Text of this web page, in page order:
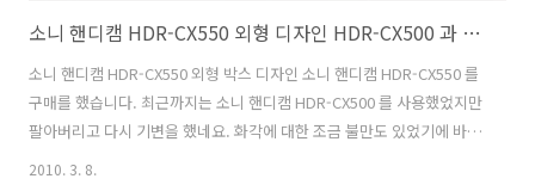
소니 핸디캠 HDR-CX550 외형 디자인 HDR-CX500 과 비교 동영상
소니 핸디캠 HDR-CX550 외형 박스 디자인 소니 핸디캠 HDR-CX550 를
구매를 했습니다. 최근까지는 소니 핸디캠 HDR-CX500 를 사용했었지만
팔아버리고 다시 기변을 했네요. 화각에 대한 조금 불만도 있었기에 바꾸
2010. 3. 8.